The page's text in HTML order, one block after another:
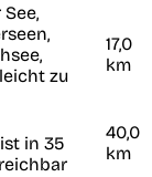
zu
17,0
km
in 35
40,0
km